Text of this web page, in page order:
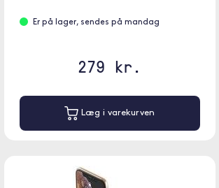
Er på lager, sendes på mandag
279 kr.
Læg i varekurven